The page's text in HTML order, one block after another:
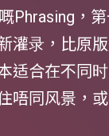
Phrasing，
灌录，比原
适合在不同
唔同风景，